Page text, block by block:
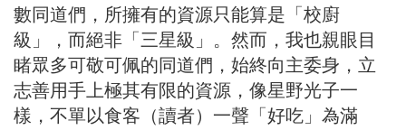
數同道們，所擁有的資源只能算是「校廚
級」，而絕非「三星級」。然而，我也親眼目
睹眾多可敬可佩的同道們，始終向主委身，立
志善用手上極其有限的資源，像星野光子一
樣，不單以食客（讀者）一聲「好吃」為滿